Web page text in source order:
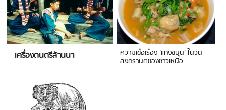
เครื่องดนตรีล้านนา ความเชื่อเรื่อง ‘แกงขนุน’ ในวัน
สงกรานต์ของชาวเหนือ